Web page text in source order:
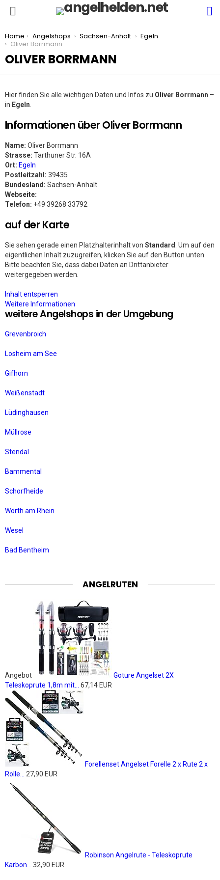
You are here:
Home Angelshops Sachsen-Anhalt
Egeln
Oliver Borrmann
OLIVER BORRMANN
Hier finden Sie alle wichtigen Daten und Infos zu Oliver Borrmann –
in Egeln
Informationen über Oliver Borrmann
Name: Oliver Borrmann
Strasse: Tarthuner Str. 16A
Ort: Egeln
Postleitzahl: 39435
Bundesland: Sachsen-Anhalt
Webseite:
Telefon: +49 39268 33792
auf der Karte
Sie sehen gerade einen Platzhalterinhalt von Standard . Um auf den
eigentlichen Inhalt zuzugreifen, klicken Sie auf den Button unten.
Bitte beachten Sie, dass dabei Daten an Drittanbieter
weitergegeben werden.
Inhalt entsperren
Weitere Informationen
weitere Angelshops in der Umgebung
Grevenbroich
Losheim am See
Gifhorn
Weißenstadt
Lüdinghausen
Müllrose
Stendal
Bammental
Schorfheide
Wörth am Rhein
Wesel
Bad Bentheim
ANGELRUTEN
Angebot
Goture Angelset 2X
Teleskoprute 1,8m mit...
67,14 EUR
Forellenset Angelset Forelle 2 x Rute 2 x
Rolle...
27,90 EUR
Robinson Angelrute - Teleskoprute
Karbon...
32,90 EUR